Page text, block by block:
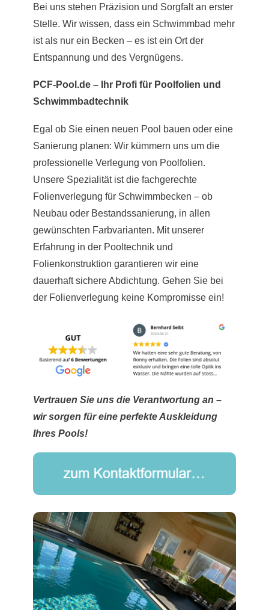
Bei uns stehen Präzision und Sorgfalt an erster
Stelle. Wir wissen, dass ein Schwimmbad mehr
ist als nur ein Becken – es ist ein Ort der
Entspannung und des Vergnügens.
PCF-Pool.de – Ihr Profi für Poolfolien und
Schwimmbadtechnik
Egal ob Sie einen neuen Pool bauen oder eine
Sanierung planen: Wir kümmern uns um die
professionelle Verlegung von Poolfolien.
Unsere Spezialität ist die fachgerechte
Folienverlegung für Schwimmbecken – ob
Neubau oder Bestandssanierung, in allen
gewünschten Farbvarianten. Mit unserer
Erfahrung in der Pooltechnik und
Folienkonstruktion garantieren wir eine
dauerhaft sichere Abdichtung. Gehen Sie bei
der Folienverlegung keine Kompromisse ein!
Vertrauen Sie uns die Verantwortung an –
wir sorgen für eine perfekte Auskleidung
Ihres Pools!